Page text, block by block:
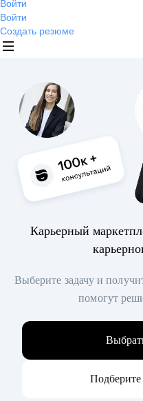
Войти
Войти
Создать резюме
Карьерный
Выберите задачу и
помогут
Подберите